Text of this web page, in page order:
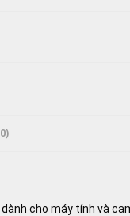
cho máy tính và